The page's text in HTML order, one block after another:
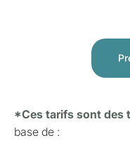
*Ces tarifs sont des
base de :